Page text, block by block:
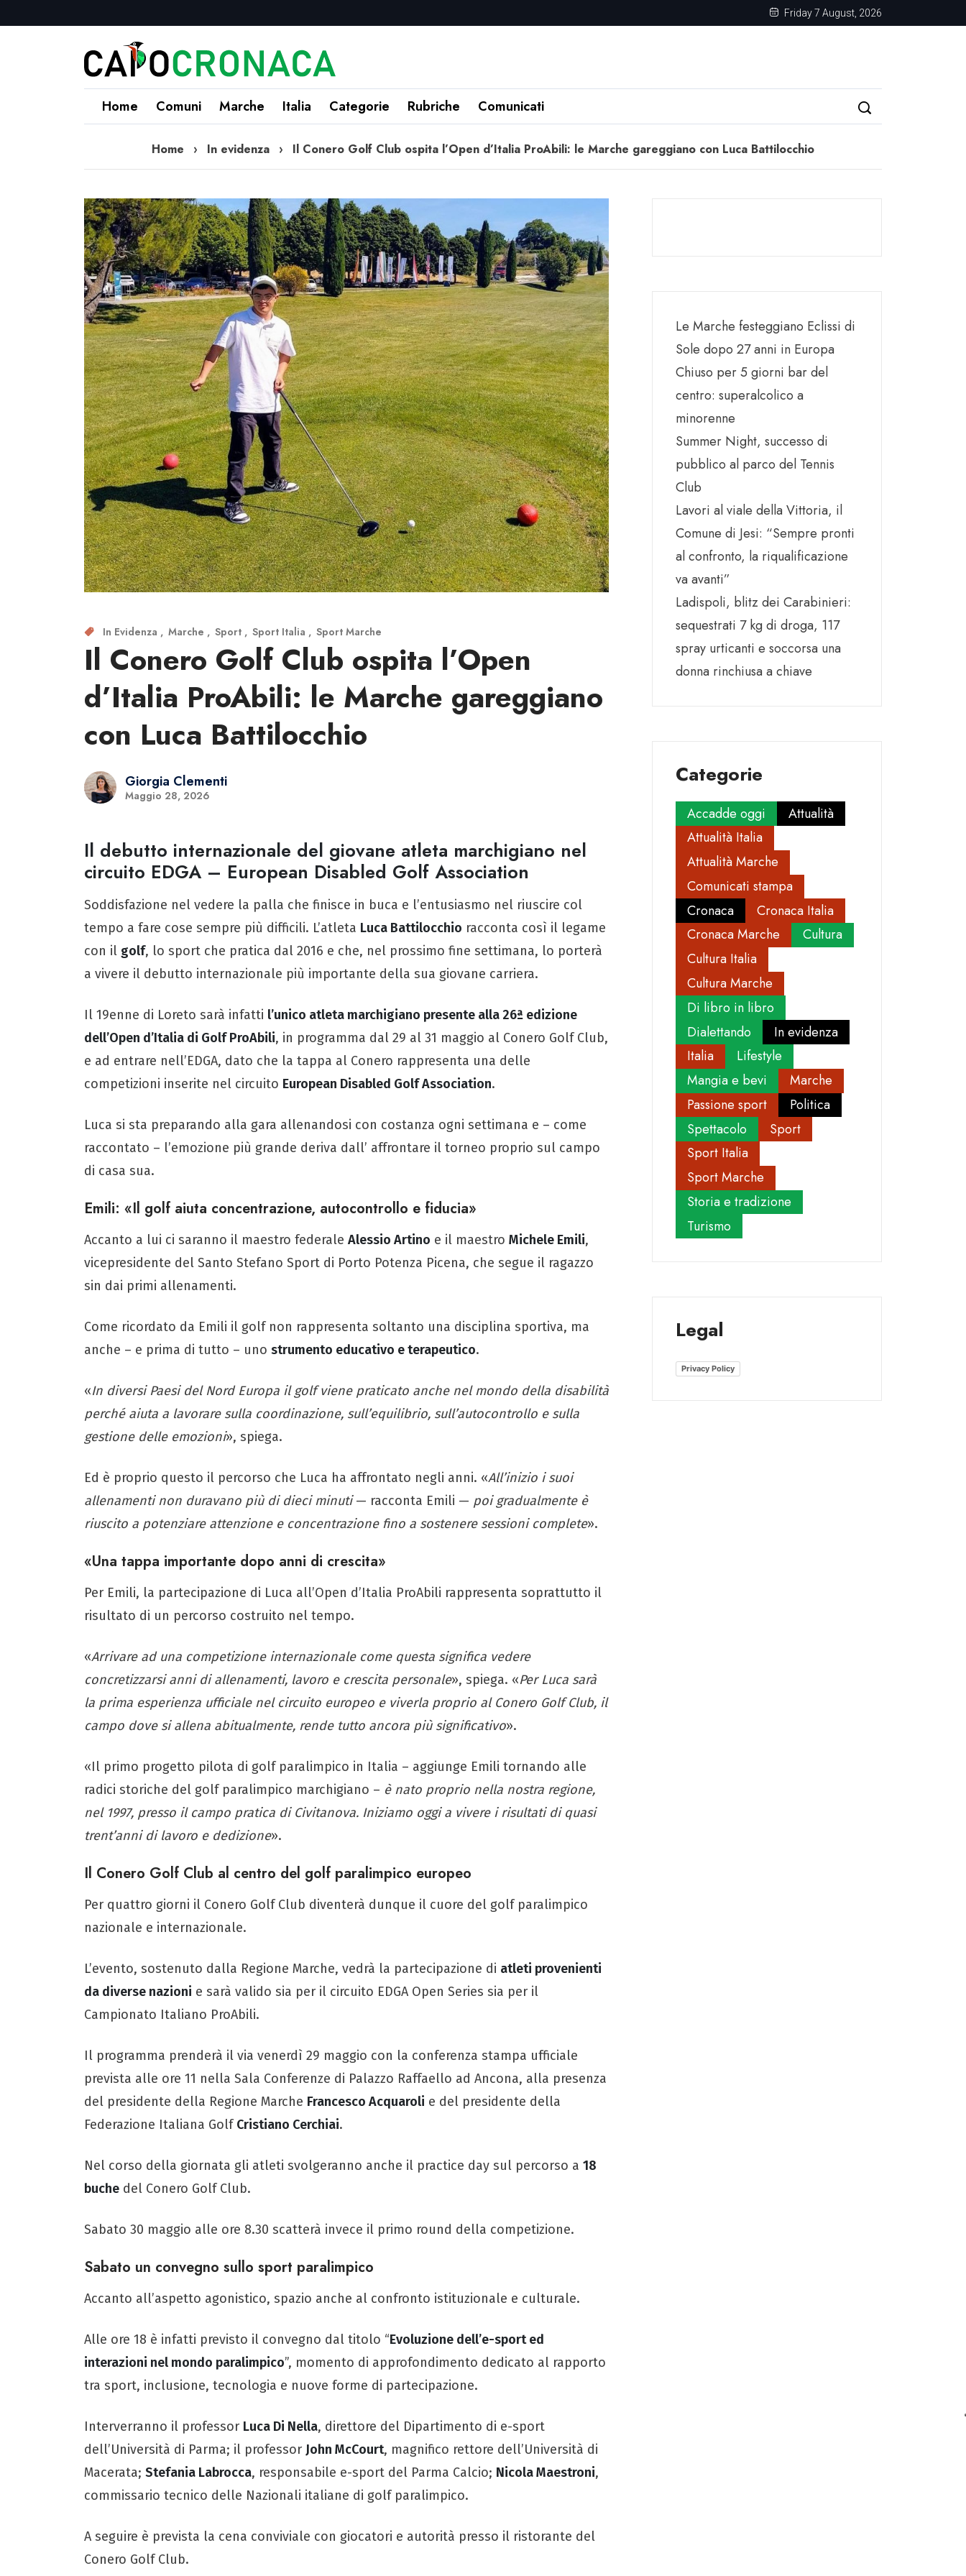
Friday 7 August, 2026
Home Comuni Marche Italia Categorie Rubriche Comunicati
Home › In evidenza › Il Conero Golf Club ospita l’Open d’Italia ProAbili: le Marche gareggiano con Luca Battilocchio
In Evidenza Marche Sport Sport Italia Sport Marche
Il Conero Golf Club ospita l’Open
d’Italia ProAbili: le Marche gareggiano
con Luca Battilocchio
Giorgia Clementi
Maggio 28, 2026
Il debutto internazionale del giovane atleta marchigiano nel
circuito EDGA – European Disabled Golf Association
Soddisfazione nel vedere la palla che finisce in buca e l’entusiasmo nel riuscire col
tempo a fare cose sempre più difficili. L’atleta Luca Battilocchio racconta così il legame
con il golf, lo sport che pratica dal 2016 e che, nel prossimo fine settimana, lo porterà
a vivere il debutto internazionale più importante della sua giovane carriera.
Il 19enne di Loreto sarà infatti l’unico atleta marchigiano presente alla 26ª edizione
dell’Open d’Italia di Golf ProAbili, in programma dal 29 al 31 maggio al Conero Golf Club,
e ad entrare nell’EDGA, dato che la tappa al Conero rappresenta una delle
competizioni inserite nel circuito European Disabled Golf Association.
Luca si sta preparando alla gara allenandosi con costanza ogni settimana e – come
raccontato – l’emozione più grande deriva dall’ affrontare il torneo proprio sul campo
di casa sua.
Emili: «Il golf aiuta concentrazione, autocontrollo e fiducia»
Accanto a lui ci saranno il maestro federale Alessio Artino e il maestro Michele Emili,
vicepresidente del Santo Stefano Sport di Porto Potenza Picena, che segue il ragazzo
sin dai primi allenamenti.
Come ricordato da Emili il golf non rappresenta soltanto una disciplina sportiva, ma
anche – e prima di tutto – uno strumento educativo e terapeutico.
«In diversi Paesi del Nord Europa il golf viene praticato anche nel mondo della disabilità
perché aiuta a lavorare sulla coordinazione, sull’equilibrio, sull’autocontrollo e sulla
gestione delle emozioni», spiega.
Ed è proprio questo il percorso che Luca ha affrontato negli anni. «All’inizio i suoi
allenamenti non duravano più di dieci minuti— racconta Emili — poi gradualmente è
riuscito a potenziare attenzione e concentrazione fino a sostenere sessioni complete».
«Una tappa importante dopo anni di crescita»
Per Emili, la partecipazione di Luca all’Open d’Italia ProAbili rappresenta soprattutto il
risultato di un percorso costruito nel tempo.
«Arrivare ad una competizione internazionale come questa significa vedere
concretizzarsi anni di allenamenti, lavoro e crescita personale», spiega. «Per Luca sarà
la prima esperienza ufficiale nel circuito europeo e viverla proprio al Conero Golf Club, il
campo dove si allena abitualmente, rende tutto ancora più significativo».
«Il primo progetto pilota di golf paralimpico in Italia – aggiunge Emili tornando alle
radici storiche del golf paralimpico marchigiano – è nato proprio nella nostra regione,
nel 1997, presso il campo pratica di Civitanova. Iniziamo oggi a vivere i risultati di quasi
trent’anni di lavoro e dedizione».
Il Conero Golf Club al centro del golf paralimpico europeo
Per quattro giorni il Conero Golf Club diventerà dunque il cuore del golf paralimpico
nazionale e internazionale.
L’evento, sostenuto dalla Regione Marche, vedrà la partecipazione di atleti provenienti
da diverse nazioni e sarà valido sia per il circuito EDGA Open Series sia per il
Campionato Italiano ProAbili.
Il programma prenderà il via venerdì 29 maggio con la conferenza stampa ufficiale
prevista alle ore 11 nella Sala Conferenze di Palazzo Raffaello ad Ancona, alla presenza
del presidente della Regione Marche Francesco Acquaroli e del presidente della
Federazione Italiana GolfCristiano Cerchiai.
Nel corso della giornata gli atleti svolgeranno anche il practice day sul percorso a 18
buche del Conero Golf Club.
Sabato 30 maggio alle ore 8.30 scatterà invece il primo round della competizione.
Sabato un convegno sullo sport paralimpico
Accanto all’aspetto agonistico, spazio anche al confronto istituzionale e culturale.
Alle ore 18 è infatti previsto il convegno dal titolo “Evoluzione dell’e-sport ed
interazioni nel mondo paralimpico”, momento di approfondimento dedicato al rapporto
tra sport, inclusione, tecnologia e nuove forme di partecipazione.
Interverranno il professor Luca Di Nella, direttore del Dipartimento di e-sport
dell’Università di Parma; il professor John McCourt, magnifico rettore dell’Università di
Macerata; Stefania Labrocca, responsabile e-sport del Parma Calcio; Nicola Maestroni,
commissario tecnico delle Nazionali italiane di golf paralimpico.
A seguire è prevista la cena conviviale con giocatori e autorità presso il ristorante del
Conero Golf Club.
Le Marche festeggiano Eclissi di
Sole dopo 27 anni in Europa
Chiuso per 5 giorni bar del
centro: superalcolico a
minorenne
Summer Night, successo di
pubblico al parco del Tennis
Club
Lavori al viale della Vittoria, il
Comune di Jesi: “Sempre pronti
al confronto, la riqualificazione
va avanti”
Ladispoli, blitz dei Carabinieri:
sequestrati 7 kg di droga, 117
spray urticanti e soccorsa una
donna rinchiusa a chiave
Categorie
Accadde oggi
Attualità
Attualità Italia
Attualità Marche
Comunicati stampa
Cronaca
Cronaca Italia
Cronaca Marche
Cultura
Cultura Italia
Cultura Marche
Di libro in libro
Dialettando
In evidenza
Italia
Lifestyle
Mangia e bevi
Marche
Passione sport
Politica
Spettacolo
Sport
Sport Italia
Sport Marche
Storia e tradizione
Turismo
Legal
Privacy Policy